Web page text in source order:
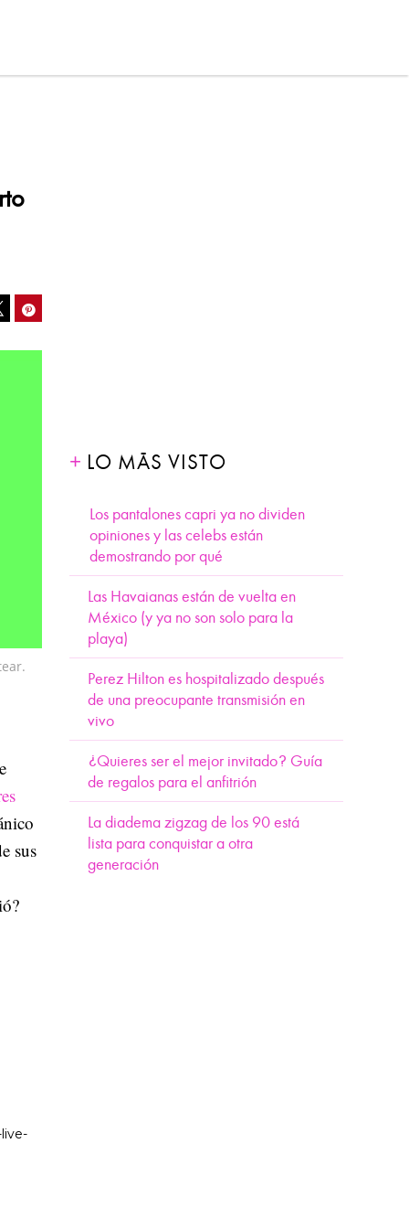
LO MÁS VISTO
Los pantalones capri ya no dividen
opiniones y las celebs están
demostrando por qué
Las Havaianas están de vuelta en
México (y ya no son solo para la
playa)
Perez Hilton es hospitalizado después
de una preocupante transmisión en
vivo
¿Quieres ser el mejor invitado? Guía
de regalos para el anfitrión
La diadema zigzag de los 90 está
lista para conquistar a otra
generación
sus